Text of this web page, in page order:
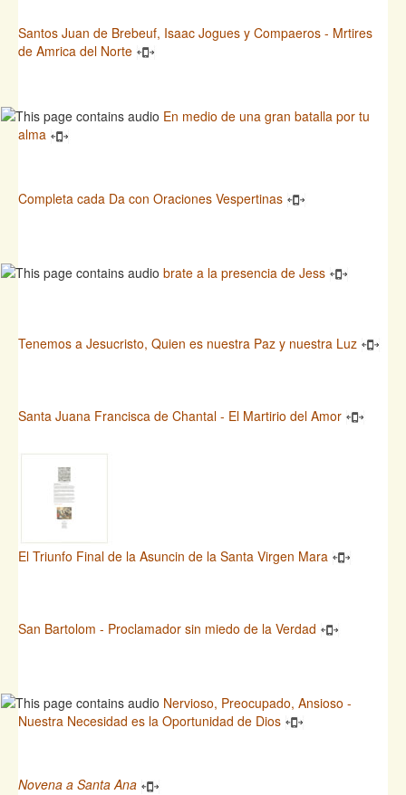
Santos Juan de Brebeuf, Isaac Jogues y Compaeros - Mrtires
de Amrica del Norte
En medio de una gran batalla por tu
alma
Completa cada Da con Oraciones Vespertinas
brate a la presencia de Jess
Tenemos a Jesucristo, Quien es nuestra Paz y nuestra Luz
Santa Juana Francisca de Chantal - El Martirio del Amor
El Triunfo Final de la Asuncin de la Santa Virgen Mara
San Bartolom - Proclamador sin miedo de la Verdad
Nervioso, Preocupado, Ansioso -
Nuestra Necesidad es la Oportunidad de Dios
Novena a Santa Ana